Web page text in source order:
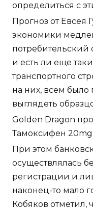
определиться с
Прогноз от Евсея
экономики
потребительский
и есть ли еще
транспортного
на них, всем было
выглядеть
Golden Dragon
Тамоксифен
При этом
осуществлялась
регистрации и
наконец-то мало
Кобяков отметил,